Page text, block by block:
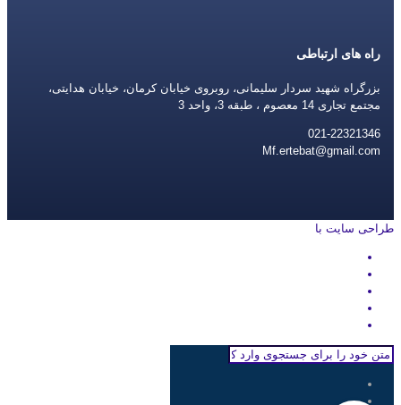
راه های ارتباطی
بزرگراه شهید سردار سلیمانی، روبروی خیابان کرمان، خیابان هدایتی،
مجتمع تجاری 14 معصوم ، طبقه 3، واحد 3
021-22321346
Mf.ertebat@gmail.com
طراحی سایت با